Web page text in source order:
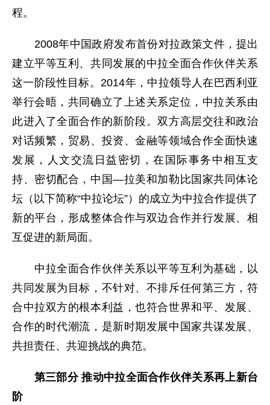
程。
2008年中国政府发布首份对拉政策文件，提出
建立平等互利、共同发展的中拉全面合作伙伴关系
这一阶段性目标。2014年，中拉领导人在巴西利亚
举行会晤，共同确立了上述关系定位，中拉关系由
此进入了全面合作的新阶段。双方高层交往和政治
对话频繁，贸易、投资、金融等领域合作全面快速
发展，人文交流日益密切，在国际事务中相互支
持、密切配合，中国—拉美和加勒比国家共同体论
坛（以下简称“中拉论坛”）的成立为中拉合作提供了
新的平台，形成整体合作与双边合作并行发展、相
互促进的新局面。
中拉全面合作伙伴关系以平等互利为基础，以
共同发展为目标，不针对、不排斥任何第三方，符
合中拉双方的根本利益，也符合世界和平、发展、
合作的时代潮流，是新时期发展中国家共谋发展、
共担责任、共迎挑战的典范。
第三部分 推动中拉全面合作伙伴关系再上新台
阶